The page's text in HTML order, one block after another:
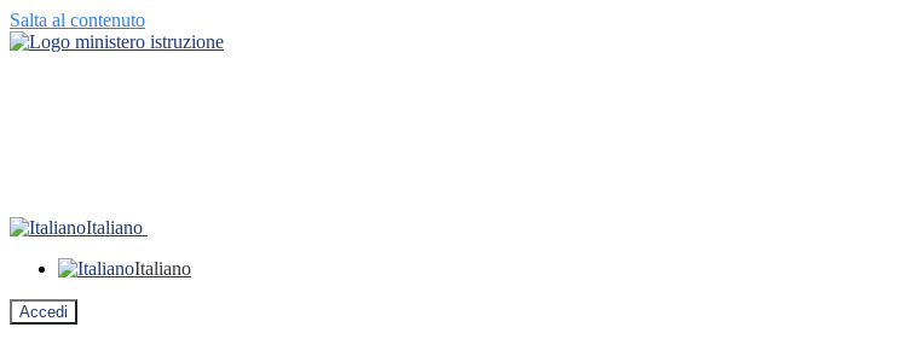
Salta al contenuto
Italiano
Italiano
Accedi